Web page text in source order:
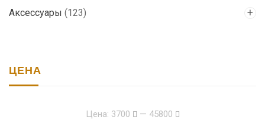
Аксессуары (123)
ЦЕНА
Цена: 3700 — 45800